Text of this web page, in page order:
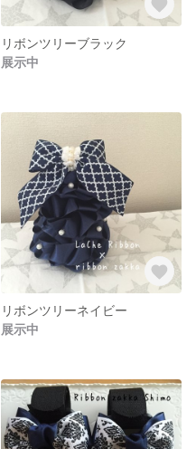
リボンツリーブラック
展示中
リボンツリーネイビー
展示中